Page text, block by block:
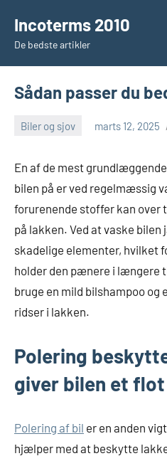
indhold
Incoterms 2010
De bedste artikler
Sådan passer du
Biler og sjov marts 12, 2025
En af de mest
bilen på er ved regelmæssig
forurenende stoffer kan over
på lakken. Ved at vaske
skadelige elementer, hvilket
holder den pænere i længere
bruge en mild bilshampoo og
ridser i lakken.
Polering
giver bilen et
Polering af bil er en anden
hjælper med at beskytte